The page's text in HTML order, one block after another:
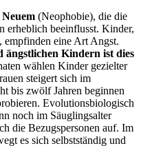
(Neophobie), die die
erheblich beeinflusst. Kinder,
empfinden eine Art Angst.
ängstlichen Kindern ist dies
wählen Kinder gezielter
steigert sich im
bis zwölf Jahren beginnen
Evolutionsbiologisch
noch im Säuglingsalter
die Bezugspersonen auf. Im
es sich selbstständig und